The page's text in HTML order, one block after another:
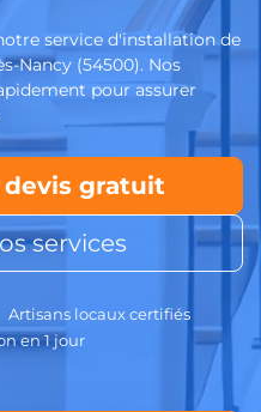
service d'installation de
Nancy (54500). Nos
pour assurer
gratuit
services
Artisans locaux certifiés
en 1 jour